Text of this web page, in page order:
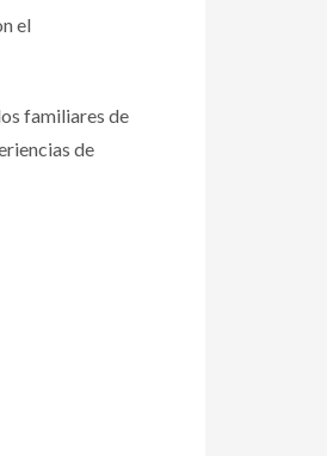
el
familiares de
de